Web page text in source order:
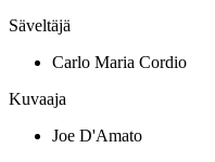
Säveltäjä
Carlo Maria Cordio
Kuvaaja
Joe D'Amato